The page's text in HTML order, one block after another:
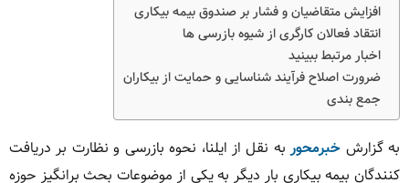
افزایش متقاضیان و فشار بر صندوق بیمه بیکاری
انتقاد فعالان کارگری از شیوه بازرسی ها
اخبار مرتبط ببینید
ضرورت اصلاح فرآیند شناسایی و حمایت از بیکاران
جمع بندی
به گزارش خبرمحور به نقل از ایلنا، نحوه بازرسی و نظارت بر دریافت
کنندگان بیمه بیکاری بار دیگر به یکی از موضوعات بحث برانگیز حوزه